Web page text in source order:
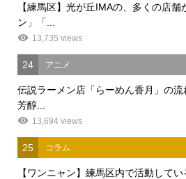
【練馬区】光が丘IMAの、多くの店
ン」「...
13,735 views
24 アニメ
伝説ラーメン店「らーめん香月」の
芳醇...
13,694 views
25 コラム
【ワンニャン】練馬区内で活動して